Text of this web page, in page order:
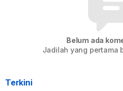
Belum ada
Jadilah yang pertama
Terkini